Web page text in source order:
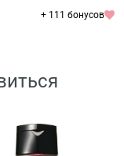
+ 111 бонусов